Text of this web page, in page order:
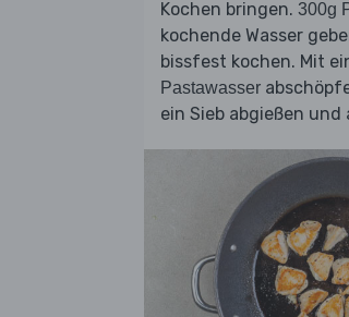
Kochen bringen. 300g
kochende Wasser
bissfest kochen. Mit
Pastawasser
ein Sieb abgießen